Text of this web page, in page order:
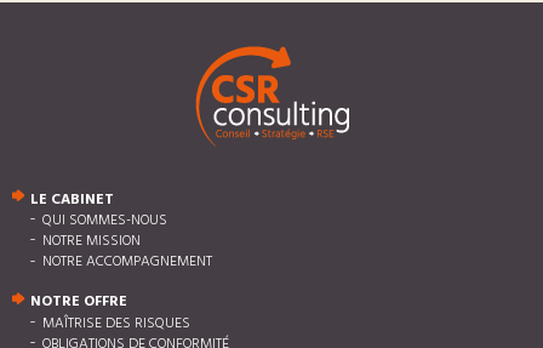
LE CABINET
QUI SOMMES-NOUS
NOTRE MISSION
NOTRE ACCOMPAGNEMENT
NOTRE OFFRE
MAÎTRISE DES RISQUES